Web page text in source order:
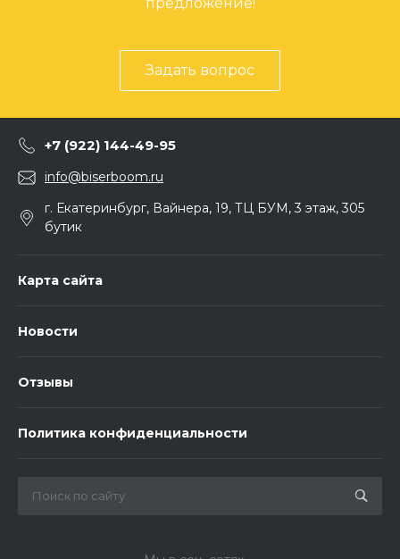
Задать вопрос
+7 (922) 144-49-95
info@biserboom.ru
г. Екатеринбург, Вайнера, 19, ТЦ БУМ, 3 этаж, 305
бутик
Карта сайта
Новости
Отзывы
Политика конфиденциальности